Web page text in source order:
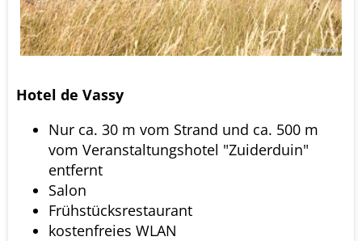
Hotel de Vassy
Nur ca. 30 m vom Strand und ca. 500 m
vom Veranstaltungshotel "Zuiderduin"
entfernt
Salon
Frühstücksrestaurant
kostenfreies WLAN